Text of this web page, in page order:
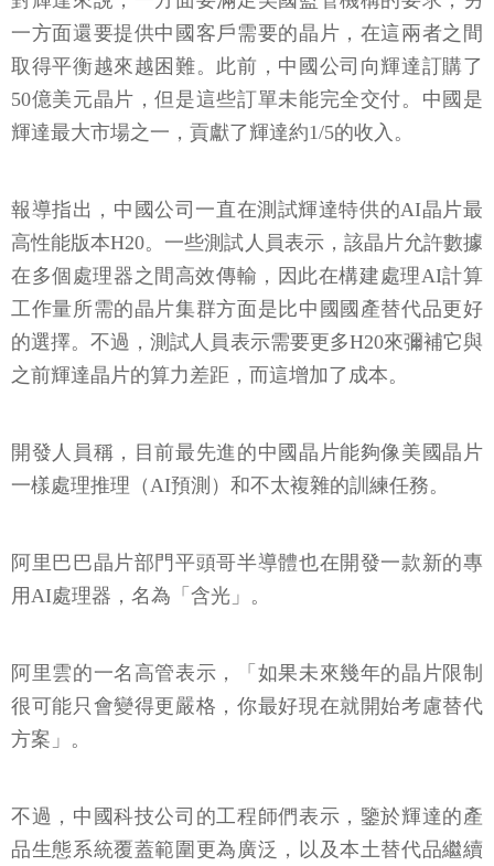
一方面還要提供中國客戶需要的晶片，在這兩者之間
取得平衡越來越困難。此前，中國公司向輝達訂購了
50億美元晶片，但是這些訂單未能完全交付。中國是
輝達最大市場之一，貢獻了輝達約1/5的收入。
報導指出，中國公司一直在測試輝達特供的AI晶片最
高性能版本H20。一些測試人員表示，該晶片允許數據
在多個處理器之間高效傳輸，因此在構建處理AI計算
工作量所需的晶片集群方面是比中國國產替代品更好
的選擇。不過，測試人員表示需要更多H20來彌補它與
之前輝達晶片的算力差距，而這增加了成本。
開發人員稱，目前最先進的中國晶片能夠像美國晶片
一樣處理推理（AI預測）和不太複雜的訓練任務。
阿里巴巴晶片部門平頭哥半導體也在開發一款新的專
用AI處理器，名為「含光」。
阿里雲的一名高管表示，「如果未來幾年的晶片限制
很可能只會變得更嚴格，你最好現在就開始考慮替代
方案」。
不過，中國科技公司的工程師們表示，鑒於輝達的產
品生態系統覆蓋範圍更為廣泛，以及本土替代品繼續